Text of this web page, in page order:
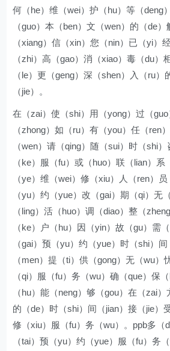
何（he）维（wei）护（hu）等（deng
（guo）本（ben）文（wen）的（de
（xiang）信（xin）您（nin）已（yi）
（zhi）高（gao）消（xiao）毒（du）
（le）更（geng）深（shen）入（ru）
（jie）。
在（zai）使（shi）用（yong）过（
（zhong）如（ru）有（you）任（ren
（wen）请（qing）随（sui）时（shi
（ke）服（fu）或（huo）联（lian）
（ye）维（wei）修（xiu）人（ren）
（yu）约（yue）改（gai）期（qi）无
（ling）活（huo）调（diao）整（
（ke）户（hu）因（yin）故（gu）需
（gai）预（yu）约（yue）时（shi）
（men）提（ti）供（gong）无（wu）
（qi）服（fu）务（wu）确（que）保
（hu）能（neng）够（gou）在（zai）
的（de）时（shi）间（jian）接（jie）
修（xiu）服（fu）务（wu）。ppb多（
（tai）预（yu）约（yue）服（fu）务